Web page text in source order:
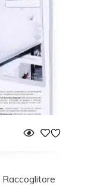
Raccoglitore